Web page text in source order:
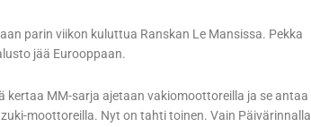
parin viikon kuluttua Ranskan Le Mansissa. Pekka
jää Eurooppaan.
MM-sarja ajetaan vakiomoottoreilla ja se antaa
moottoreilla. Nyt on tahti toinen. Vain Päivärinnalla